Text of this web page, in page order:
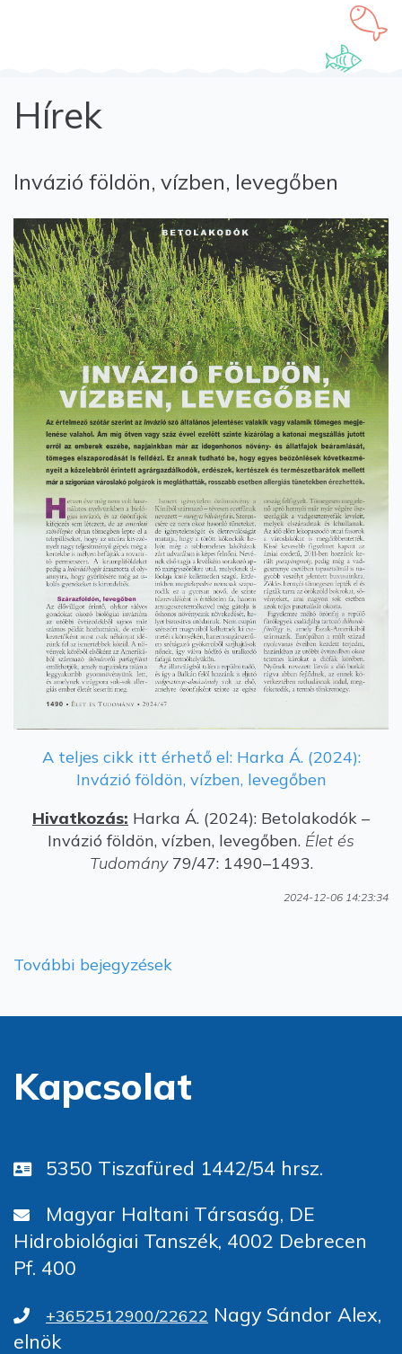
Hírek
Invázió földön, vízben, levegőben
A teljes cikk itt érhető el: Harka Á. (2024):
Invázió földön, vízben, levegőben
Hivatkozás: Harka Á. (2024): Betolakodók –
Invázió földön, vízben, levegőben. Élet és
Tudomány79/47: 1490–1493.
2024-12-06 14:23:34
További bejegyzések
Kapcsolat
5350 Tiszafüred 1442/54 hrsz.
Magyar Haltani Társaság, DE
Hidrobiológiai Tanszék, 4002 Debrecen
Pf. 400
+3652512900/22622 Nagy Sándor Alex,
elnök